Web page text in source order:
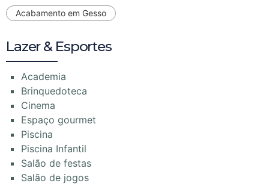
Acabamento em Gesso
Lazer & Esportes
Academia
Brinquedoteca
Cinema
Espaço gourmet
Piscina
Piscina Infantil
Salão de festas
Salão de jogos